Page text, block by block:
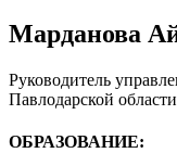
Марданова
Руководитель
Павлодарской области
ОБРАЗОВАНИЕ: